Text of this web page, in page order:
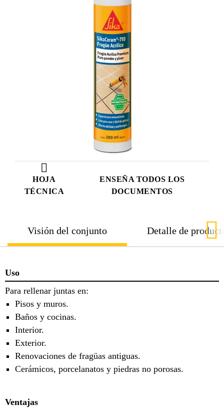
HOJA
TÉCNICA
ENSEÑA TODOS LOS
DOCUMENTOS
Visión del conjunto Detalle de
Uso
Para rellenar juntas en:
Pisos y muros.
Baños y cocinas.
Interior.
Exterior.
Renovaciones de fragüas antiguas.
Cerámicos, porcelanatos y piedras no porosas.
Ventajas